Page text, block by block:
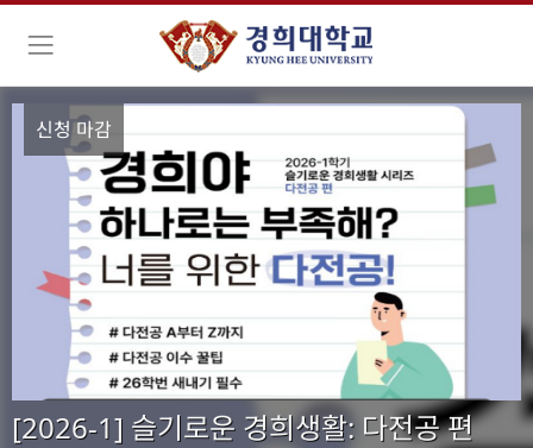
신청 마감
[2026-1] 슬기로운 경희생활: 다전공 편